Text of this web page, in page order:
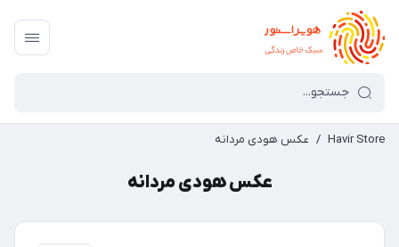
Havir Store
/ عکس هودی مردانه
عکس هودی مردانه